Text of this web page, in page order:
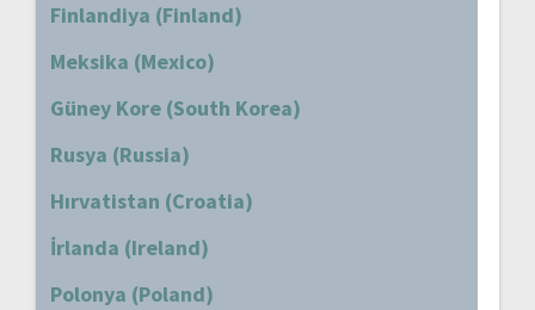
Finlandiya (Finland)
Meksika (Mexico)
Güney Kore (South Korea)
Rusya (Russia)
Hırvatistan (Croatia)
İrlanda (Ireland)
Polonya (Poland)